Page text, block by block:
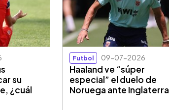
su
¿cuál
Futbol 09-07-2026
Haaland ve “súper
especial” el duelo de
Noruega ante Inglaterra